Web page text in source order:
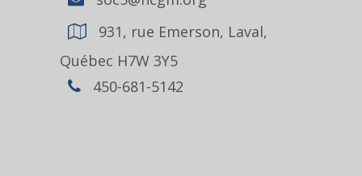
931, rue Emerson, Laval,
Québec H7W 3Y5
450-681-5142